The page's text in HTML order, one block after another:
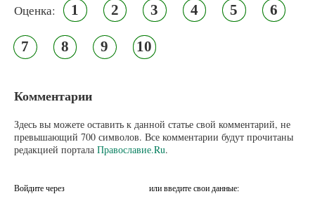
Оценка: 1 2 3 4 5 6
7 8 9 10
Комментарии
Здесь вы можете оставить к данной статье свой комментарий, не
превышающий 700 символов. Все комментарии будут прочитаны
редакцией портала Православие.Ru.
Войдите через или введите свои данные: